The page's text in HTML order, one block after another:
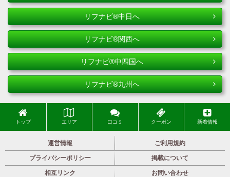
リフナビ®中日へ
リフナビ®関西へ
リフナビ®中四国へ
リフナビ®九州へ
トップ エリア 口コミ クーポン 新着情報
運営情報 ご利用規約
プライバシーポリシー 掲載について
相互リンク お問い合わせ